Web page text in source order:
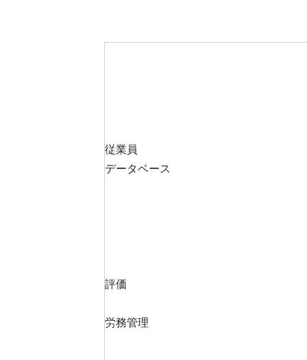
従業員
データベース
評価
労務管理